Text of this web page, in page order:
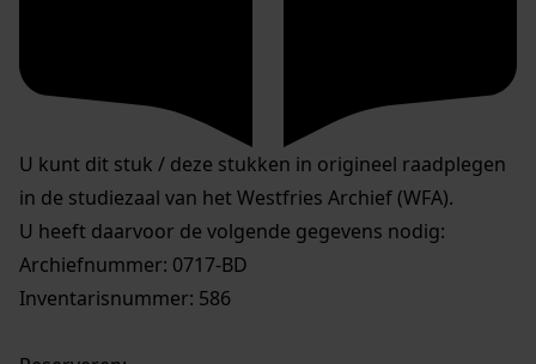
U kunt dit stuk / deze stukken in origineel raadplegen
in de studiezaal van het Westfries Archief (WFA).
U heeft daarvoor de volgende gegevens nodig:
Archiefnummer: 0717-BD
Inventarisnummer: 586